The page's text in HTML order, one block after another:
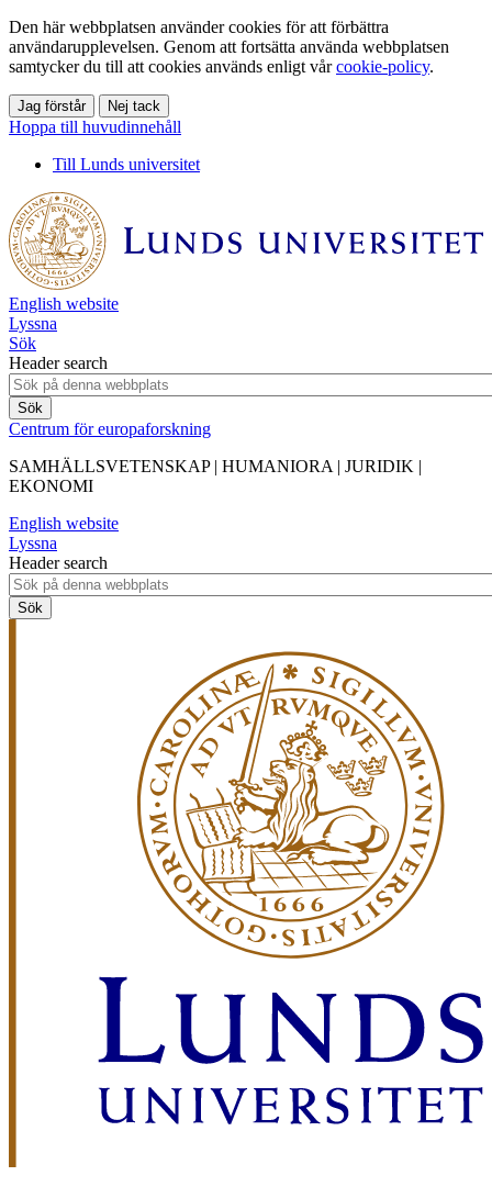
Den här webbplatsen använder cookies för att förbättra
användarupplevelsen. Genom att fortsätta använda webbplatsen
samtycker du till att cookies används enligt vårcookie-policy.
Jag förstår Nej tack
Hoppa till huvudinnehåll
Till Lunds universitet
English website
Lyssna
Sök
Header search
Centrum för europaforskning
SAMHÄLLSVETENSKAP | HUMANIORA | JURIDIK |
EKONOMI
English website
Lyssna
Header search